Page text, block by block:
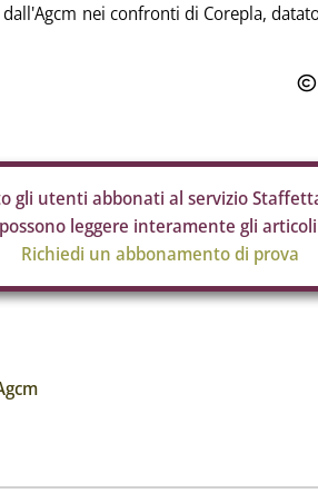
nei confronti di Corepla,
gli utenti abbonati al servizio
possono leggere interamente gli
Richiedi un abbonamento di prova
alla notizia